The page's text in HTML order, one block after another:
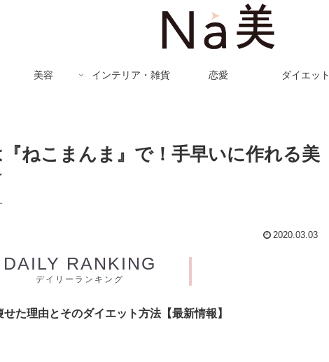
美容 インテリア・雑貨 恋愛 ダイエット
ねこまんま』で！手早いに作れる美
2020.03.03
DAILY RANKING
デイリーランキング
せた理由とそのダイエット方法【最新情報】